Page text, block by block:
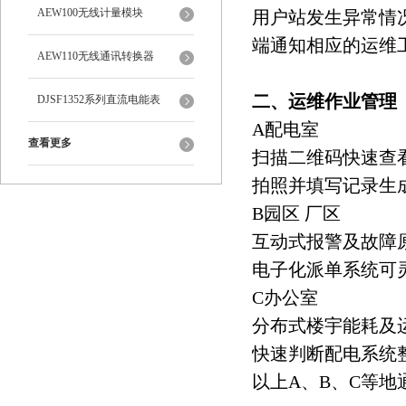
AEW100无线计量模块
AEW110无线通讯转换器
DJSF1352系列直流电能表
查看更多
用户站发生异常情
端通知相应的运维
二、运维作业管理
A配电室
扫描二维码快速查
拍照并填写记录生
B园区 厂区
互动式报警及故障
电子化派单系统可
C办公室
分布式楼宇能耗及
快速判断配电系统
以上A、B、C等地